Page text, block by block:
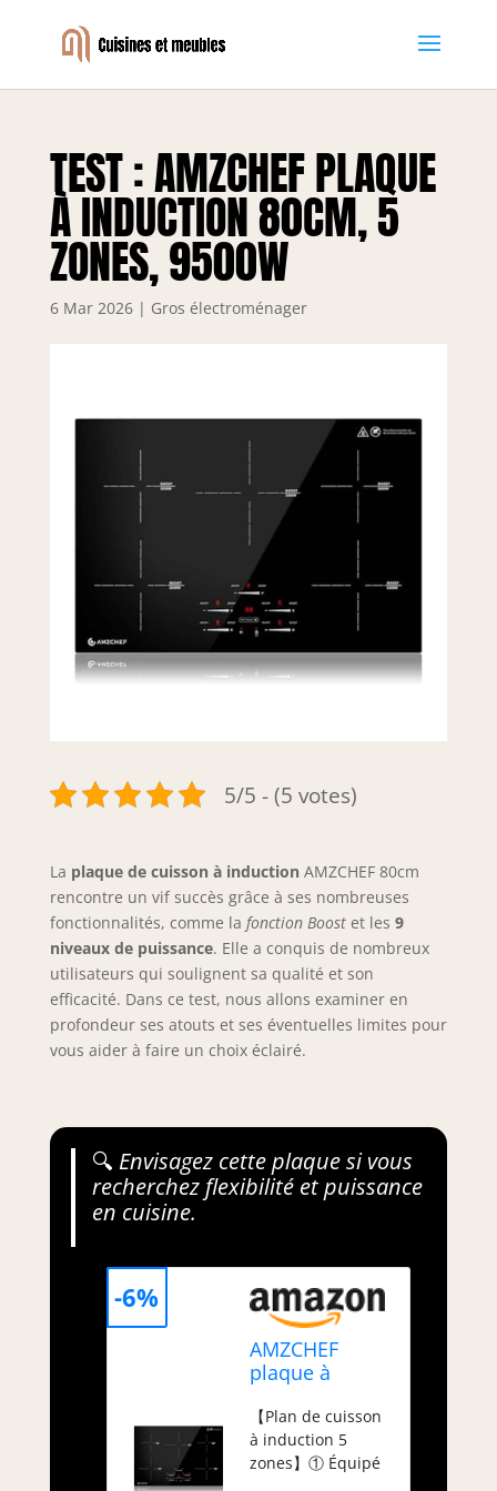
TEST : AMZCHEF PLAQUE
À INDUCTION 80CM, 5
ZONES, 9500W
6 Mar 2026| Gros électroménager
5/5 - (5 votes)
La plaque de cuisson à induction AMZCHEF 80cm
rencontre un vif succès grâce à ses nombreuses
fonctionnalités, comme la fonction Boostet les 9
niveaux de puissance. Elle a conquis de nombreux
utilisateurs qui soulignent sa qualité et son
efficacité. Dans ce test, nous allons examiner en
profondeur ses atouts et ses éventuelles limites pour
vous aider à faire un choix éclairé.
🔍 Envisagez cette plaque si vous
recherchez flexibilité et puissance
en cuisine.
AMZCHEF
plaque à
80cm, Plaque
de cuisson à
induction 5
【Plan de cuisson
à induction 5
zones】① Équipé
-6%